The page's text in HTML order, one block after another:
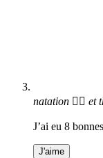
natation 🏊‍♀️ et
J’ai eu 8
J'aime